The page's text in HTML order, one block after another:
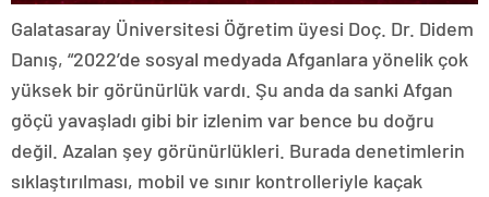
Galatasaray Üniversitesi Öğretim üyesi Doç. Dr. Didem
Danış, “2022’de sosyal medyada Afganlara yönelik çok
yüksek bir görünürlük vardı. Şu anda da sanki Afgan
göçü yavaşladı gibi bir izlenim var bence bu doğru
değil. Azalan şey görünürlükleri. Burada denetimlerin
sıklaştırılması, mobil ve sınır kontrolleriyle kaçak